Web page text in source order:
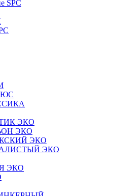
SPC
ЭКО
ЭКО
ЭКО
ЭКО
ЭКО